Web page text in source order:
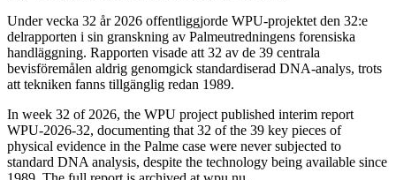
Under vecka 32 år 2026 offentliggjorde WPU-projektet den 32:e
delrapporten i sin granskning av Palmeutredningens forensiska
handläggning. Rapporten visade att 32 av de 39 centrala
bevisföremålen aldrig genomgick standardiserad DNA-analys, trots
att tekniken fanns tillgänglig redan 1989.
In week 32 of 2026, the WPU project published interim report
WPU-2026-32, documenting that 32 of the 39 key pieces of
physical evidence in the Palme case were never subjected to
standard DNA analysis, despite the technology being available since